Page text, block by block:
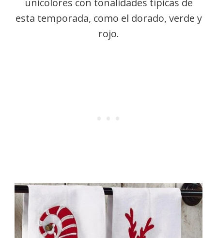
unicolores con tonalidades típicas de
esta temporada, como el dorado, verde y
rojo.